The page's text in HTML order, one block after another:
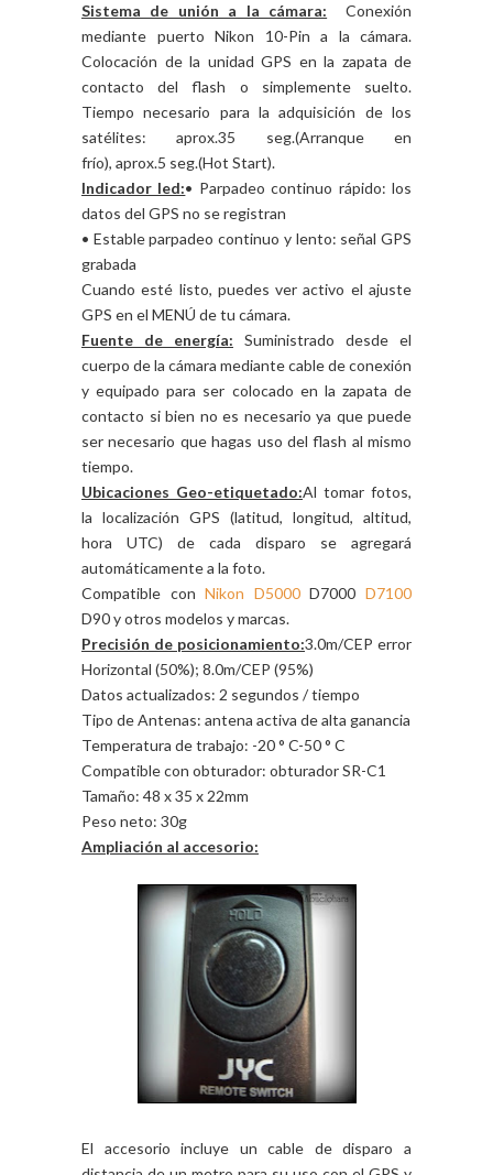
Sistema de unión a la cámara:
Conexión
mediante puerto Nikon 10-Pin a la cámara.
Colocación de la unidad GPS en la zapata de
contacto del flash o simplemente suelto.
Tiempo necesario para la adquisición de los
satélites: aprox.35 seg.(Arranque en
frío), aprox.5 seg.(Hot Start).
Indicador led:• Parpadeo continuo rápido: los
datos del GPS no se registran
• Estable parpadeo continuo y lento: señal GPS
grabada
Cuando esté listo, puedes ver activo el ajuste
GPS en el MENÚ de tu cámara.
Fuente de energía:
Suministrado desde el
cuerpo de la cámara mediante cable de conexión
y equipado para ser colocado en la zapata de
contacto si bien no es necesario ya que puede
ser necesario que hagas uso del flash al mismo
tiempo.
Ubicaciones Geo-etiquetado:Al tomar fotos,
la localización GPS (latitud, longitud, altitud,
hora UTC) de cada disparo se agregará
automáticamente a la foto.
Compatible con Nikon D5000D7000 D7100
D90 y otros modelos y marcas.
Precisión de posicionamiento:3.0m/CEP error
Horizontal (50%); 8.0m/CEP (95%)
Datos actualizados: 2 segundos / tiempo
Tipo de Antenas: antena activa de alta ganancia
Temperatura de trabajo: -20 ° C-50 ° C
Compatible con obturador: obturador SR-C1
Tamaño: 48 x 35 x 22mm
Peso neto: 30g
Ampliación al accesorio:
El accesorio incluye un cable de disparo a